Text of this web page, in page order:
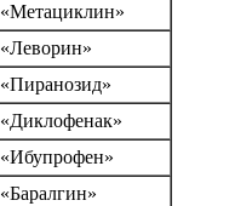
«Метациклин»
«Леворин»
«Пиранозид»
«Диклофенак»
«Ибупрофен»
«Баралгин»